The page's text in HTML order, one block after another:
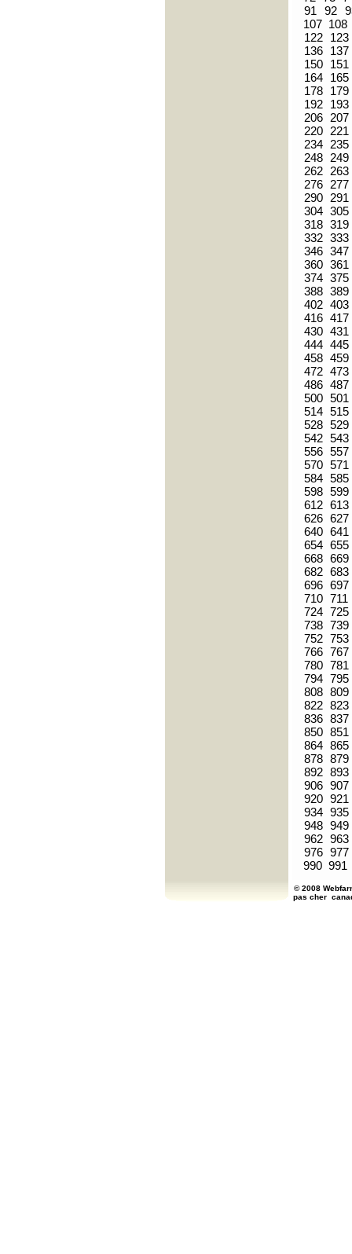
91
92
107 108
122
123
136
137
150
151
164
165
178
179
192
193
206 207
220
221
234
235
248
249
262
263
276
277
290
291
304 305
318 319
332 333
346 347
360 361
374 375
388 389
402 403
416 417
430 431
444 445
458 459
472 473
486 487
500 501
514 515
528 529
542 543
556 557
570 571
584 585
598 599
612 613
626 627
640 641
654 655
668 669
682 683
696 697
710 711
724 725
738 739
752 753
766 767
780 781
794 795
808 809
822 823
836 837
850 851
864 865
878 879
892 893
906 907
920 921
934 935
948 949
962 963
976 977
990 991
© 2008
pas cher